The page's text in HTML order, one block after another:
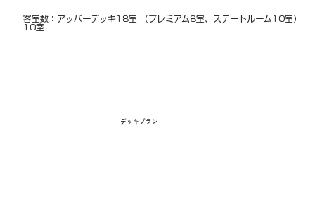
客室数：アッパーデッキ18室 （プレミアム8室、ステートルーム10室）、
10室
デッキプラン